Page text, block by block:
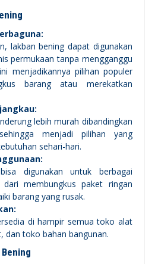
lakban bening dapat digunakan
permukaan tanpa mengganggu
menjadikannya pilihan populer
barang atau merekatkan
lebih murah dibandingkan
menjadi pilihan yang
sehari-hari.
digunakan untuk berbagai
dari membungkus paket ringan
barang yang rusak.
di hampir semua toko alat
dan toko bahan bangunan.